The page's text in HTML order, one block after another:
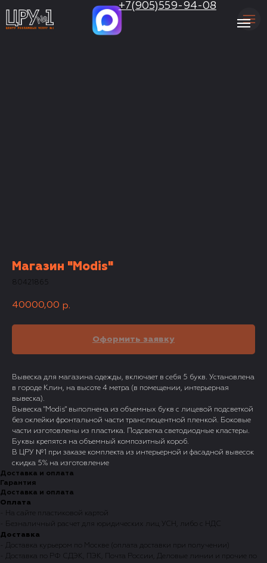
+7(905)559-94-08
Магазин "Modis"
80421865
40000,00 р.
Оформить заявку
Вывеска для магазина одежды, включает в себя 5 букв. Установлена
в городе Клин, на высоте 4 метра (в помещении, интерьерная
вывеска).
Вывеска "Modis" выполнена из объемных букв с лицевой подсветкой
без оклейки фронтальной части транслюцентной пленкой. Боковые
части изготовлены из пластика. Подсветка светодиодные кластеры.
Буквы крепятся на объемный композитный короб.
В ЦРУ №1 при заказе комплекта из интерьерной и фасадной вывесок
скидка 5% на изготовление
Доставка и оплата
Гарантия
Доставка и оплата
Оплата
- На сайте пластиковой картой
- Безналичный расчет для юридических лиц УСН, либо с НДС
Доставка
- Доставка курьером по Москве (оплата доставки при получении)
- Доставка по РФ СДЭК, ПЭК, Почта России, Деловые линии и прочие по